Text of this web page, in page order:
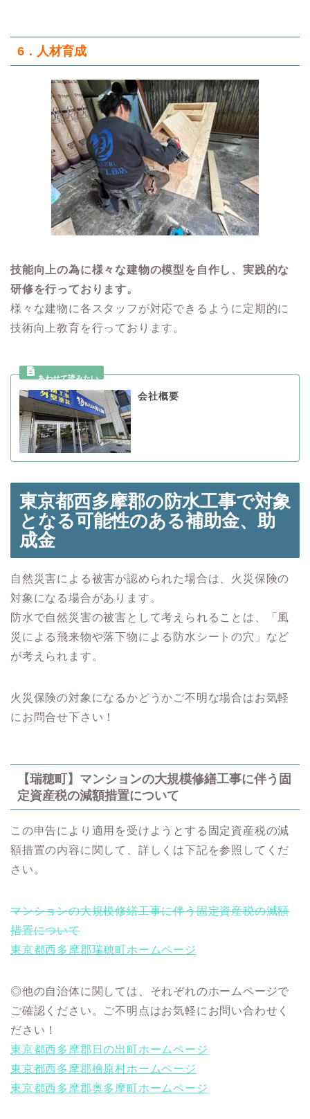
6．人材育成
技能向上の為に様々な建物の模型を自作し、実践的な
研修を行っております。
様々な建物に各スタッフが対応できるように定期的に
技術向上教育を行っております。
会社概要
東京都西多摩郡の防水工事で対象
となる可能性のある補助金、助
成金
自然災害による被害が認められた場合は、火災保険の
対象になる場合があります。
防水で自然災害の被害として考えられることは、「風
災による飛来物や落下物による防水シートの穴」など
が考えられます。
火災保険の対象になるかどうかご不明な場合はお気軽
にお問合せ下さい！
【瑞穂町】マンションの大規模修繕工事に伴う固
定資産税の減額措置について
この申告により適用を受けようとする固定資産税の減
額措置の内容に関して、詳しくは下記を参照してくだ
さい。
マンションの大規模修繕工事に伴う固定資産税の減額
措置について
東京都西多摩郡瑞穂町ホームページ
◎他の自治体に関しては、それぞれのホームページで
ご確認ください。ご不明点はお気軽にお問い合わせく
ださい！
東京都西多摩郡日の出町ホームページ
東京都西多摩郡檜原村ホームページ
東京都西多摩郡奥多摩町ホームページ